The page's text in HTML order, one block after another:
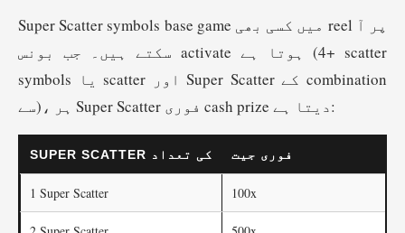
Super Scatter symbols base game میں کسی بھی reel پر آ
سکتے ہیں۔ جب بونس activate ہوتا ہے (4+ scatter
symbols یا scatter اور Super Scatter کے combination
سے)، ہر Super Scatter فوری cash prize دیتا ہے:
SUPER SCATTER کی تعداد فوری جیت
1 Super Scatter 100x